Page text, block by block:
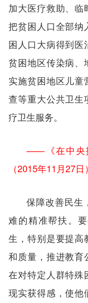
加大医疗救助、临
把贫困人口全部纳
困人口大病得到医
贫困地区传染病、
实施贫困地区儿童
查等重大公共卫生
疗卫生服务。
——《在中央
（2015年11月27日）
保障改善民生
难的精准帮扶。
生，特别是要提高
和质量，推进教育
在对特定人群特殊
现实获得感，使他